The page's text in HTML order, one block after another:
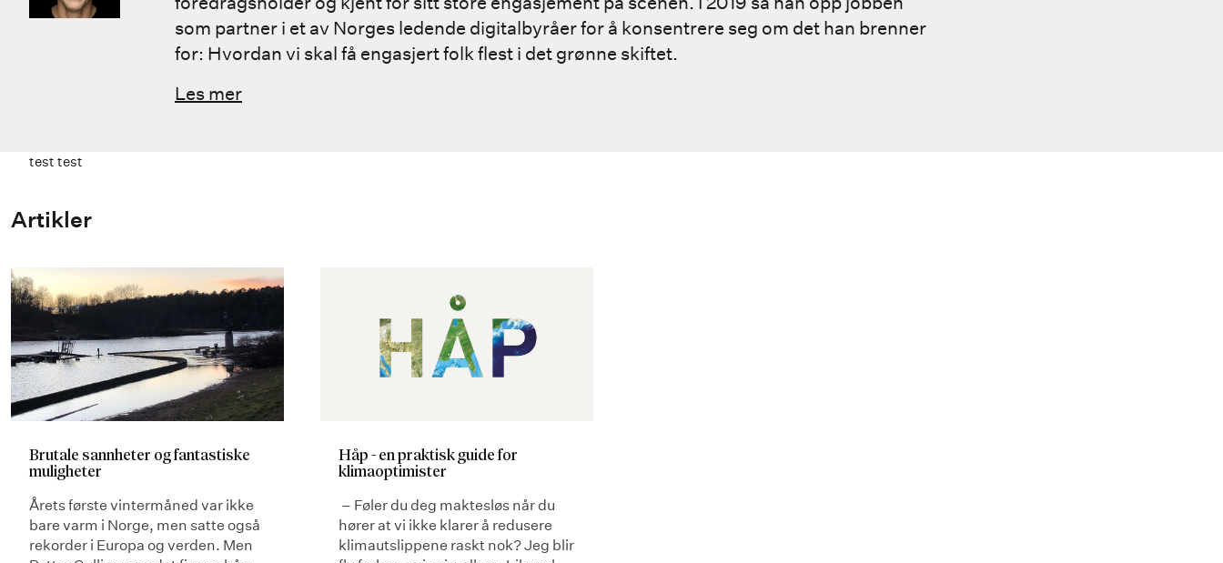
som partner i et av Norges ledende digitalbyråer for å konsentrere seg om det han brenner
for: Hvordan vi skal få engasjert folk flest i det grønne skiftet.
Les mer
test test
Artikler
Brutale sannheter og fantastiske
muligheter
Årets første vintermåned var ikke
bare varm i Norge, men satte også
rekorder i Europa og verden. Men
Håp - en praktisk guide for
klimaoptimister
– Føler du deg maktesløs når du
hører at vi ikke klarer å redusere
klimautslippene raskt nok? Jeg blir